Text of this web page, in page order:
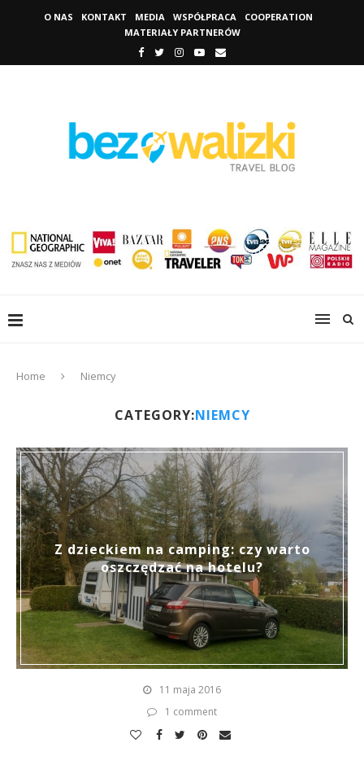
O NAS KONTAKT MEDIA WSPÓŁPRACA
COOPERATION
MATERIAŁY PARTNERÓW
Home Niemcy
CATEGORY:NIEMCY
Z dzieckiem na camping: czy warto
oszczędzać na hotelu?
11 maja 2016
1 comment